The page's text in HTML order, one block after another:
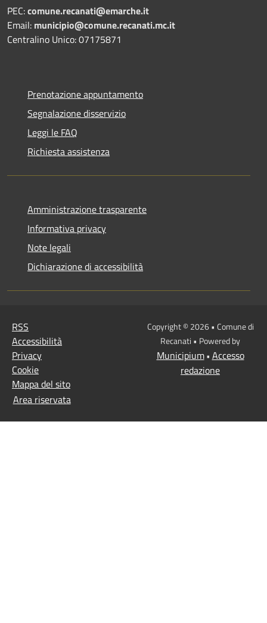
PEC:comune.recanati@emarche.it
Email: municipio@comune.recanati.mc.it
Centralino Unico: 07175871
Prenotazione appuntamento
Segnalazione disservizio
Leggi le FAQ
Richiesta assistenza
Amministrazione trasparente
Informativa privacy
Note legali
Dichiarazione di accessibilità
RSS
Accessibilità
Privacy
Cookie
Mappa del sito
Area riservata
Copyright © 2026 • Comune di
Recanati • Powered by
Municipium• Accesso
redazione